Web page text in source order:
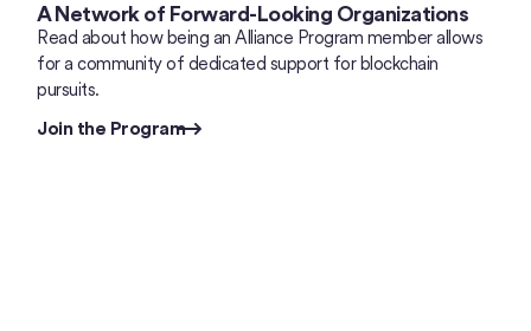
A Network of Forward-Looking Organizations
Read about how being an Alliance Program member allows
for a community of dedicated support for blockchain
pursuits.
Join the Program